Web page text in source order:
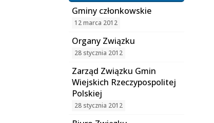
Gminy członkowskie
12 marca 2012
Organy Związku
28 stycznia 2012
Zarząd Związku Gmin
Wiejskich Rzeczypospolitej
Polskiej
28 stycznia 2012